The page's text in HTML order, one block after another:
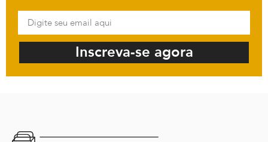
Inscreva-se agora